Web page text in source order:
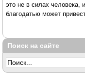
это не в силах человека,
благодатью может
Поиск на сайте